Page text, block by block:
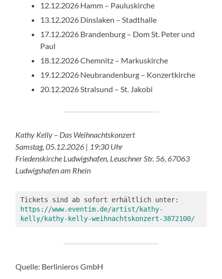
12.12.2026 Hamm – Pauluskirche
13.12.2026 Dinslaken – Stadthalle
17.12.2026 Brandenburg – Dom St. Peter und
Paul
18.12.2026 Chemnitz – Markuskirche
19.12.2026 Neubrandenburg – Konzertkirche
20.12.2026 Stralsund – St. Jakobi
Kathy Kelly – Das Weihnachtskonzert
Samstag, 05.12.2026 | 19:30 Uhr
Friedenskirche Ludwigshafen, Leuschner Str. 56, 67063
Ludwigshafen am Rhein
https://www.eventim.de/artist/kathy-
kelly/kathy-kelly-weihnachtskonzert-3872100/
Quelle: Berlinieros GmbH